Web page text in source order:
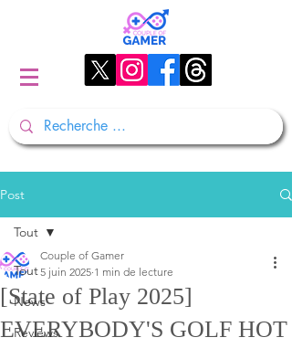
Post
Tout
News
Reviews
Tout
[State of Play 2025]
EVERYBODY'S GOLF HOT
Couple of Gamer
5 juin 2025 1 min de lecture